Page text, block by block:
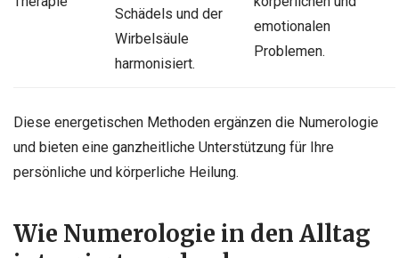
Schädels und der
Wirbelsäule
harmonisiert.
emotionalen
Problemen.
Diese energetischen Methoden ergänzen die Numerologie
und bieten eine ganzheitliche Unterstützung für Ihre
persönliche und körperliche Heilung.
Wie Numerologie in den Alltag